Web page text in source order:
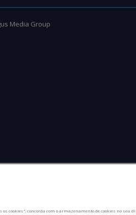
Media Group
os cookies", concorda com o armazenamento de cookies no